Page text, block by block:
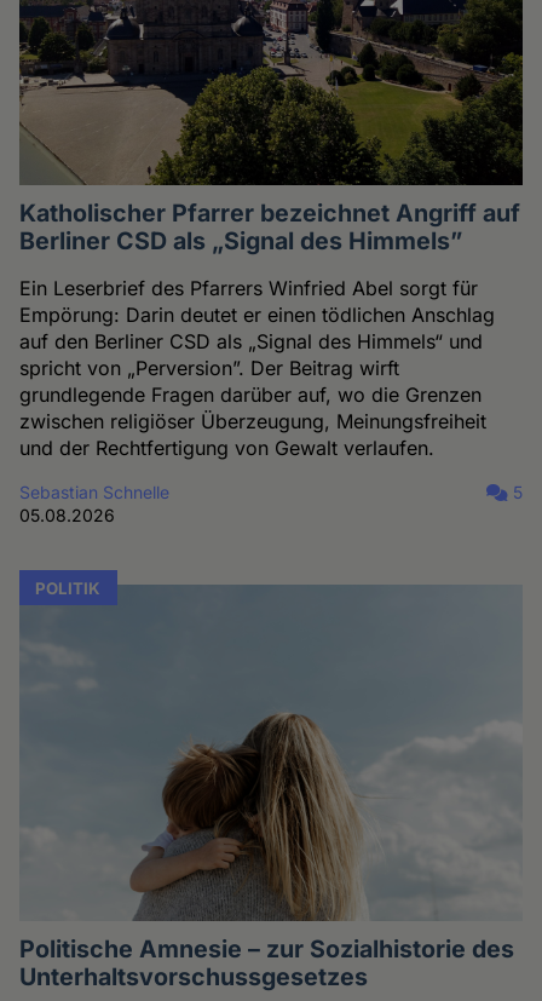
Katholischer Pfarrer bezeichnet Angriff auf
Berliner CSD als „Signal des Himmels”
Ein Leserbrief des Pfarrers Winfried Abel sorgt für
Empörung: Darin deutet er einen tödlichen Anschlag
auf den Berliner CSD als „Signal des Himmels“ und
spricht von „Perversion”. Der Beitrag wirft
grundlegende Fragen darüber auf, wo die Grenzen
zwischen religiöser Überzeugung, Meinungsfreiheit
und der Rechtfertigung von Gewalt verlaufen.
Sebastian Schnelle
05.08.2026
5
POLITIK
Politische Amnesie – zur Sozialhistorie des
Unterhaltsvorschussgesetzes